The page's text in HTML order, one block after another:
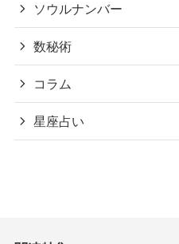
ソウルナンバー
数秘術
コラム
星座占い